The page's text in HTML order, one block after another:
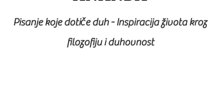
Pisanje koje dotiče duh - Inspiracija života kroz
filozofiju i duhovnost